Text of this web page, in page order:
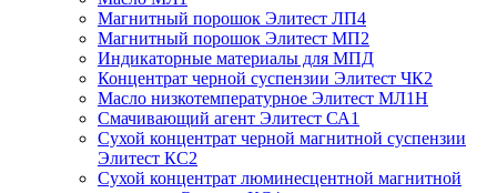
Магнитный порошок Элитест ЛП4
Магнитный порошок Элитест МП2
Индикаторные материалы для МПД
Концентрат черной суспензии Элитест ЧК2
Масло низкотемпературное Элитест МЛ1Н
Смачивающий агент Элитест СА1
Сухой концентрат черной магнитной суспензии
Элитест КС2
Сухой концентрат люминесцентной магнитной